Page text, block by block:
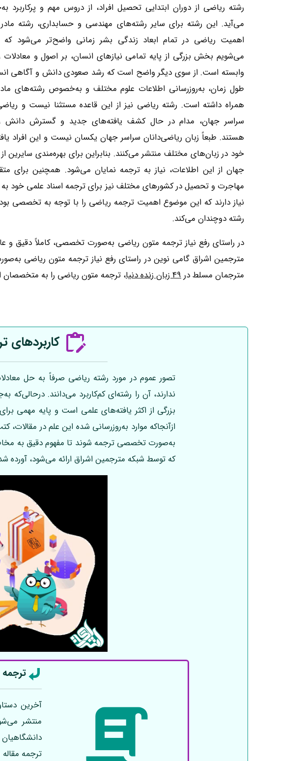
رشته ریاضی از دوران ابتدایی تحصیل افراد، از دروس مهم و پرکاربرد
می‌آید. این رشته برای سایر رشته‌های مهندسی و حسابداری، رشته
اهمیت ریاضی در تمام ابعاد زندگی بشر زمانی واضح‌تر می‌شود که
می‌شویم بخش بزرگی از پایه تمامی نیازهای انسان، بر اصول و
وابسته است. از سوی دیگر واضح است که رشد صعودی دانش و آگاهی
طول زمان، به‌روزرسانی اطلاعات علوم مختلف و به‌خصوص رشته‌های
همراه داشته است. رشته ریاضی نیز از این قاعده مستثنا نیست و
سراسر جهان، مدام در حال کشف یافته‌های جدید و گسترش دانش
هستند. طبعاً زبان ریاضی‌دانان سراسر جهان یکسان نیست و این افراد
خود در زبان‌های مختلف منتشر می‌کنند. بنابراین برای بهره‌مندی سایرین
جهان از این اطلاعات، نیاز به ترجمه نمایان می‌شود. همچنین برای
مهاجرت و تحصیل در کشورهای مختلف نیز برای ترجمه اسناد علمی خود
نیاز دارند که این موضوع اهمیت ترجمه ریاضی را با توجه به تخصصی
رشته دوچندان می‌کند.
در راستای رفع نیاز ترجمه متون ریاضی به‌صورت تخصصی، کاملاً دقیق و
مترجمین اشراق گامی نوین در راستای رفع نیاز ترجمه متون ریاضی
مترجمان مسلط در49 زبان زنده دنیا ، ترجمه متون ریاضی را به
تصور عموم در مورد رشته ریاضی صرفاً به حل
ندارند، آن را رشته‌ای کم‌کاربرد می‌دانند.
بزرگی از اکثر یافته‌های علمی است و پایه مهمی
ازآنجاکه موارد به‌روزرسانی شده این علم در
به‌صورت تخصصی ترجمه شوند تا مفهوم دقیق به
که توسط شبکه مترجمین اشراق ارائه می‌شود، آورده
آخرین
منتشر
ترجمه